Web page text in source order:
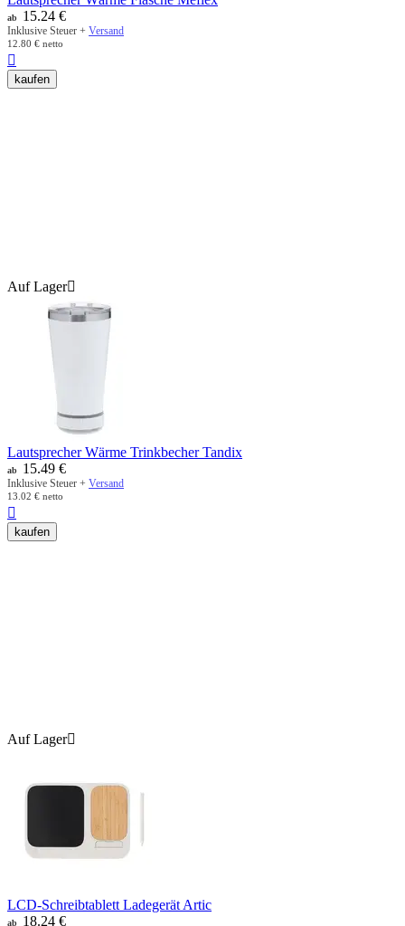
ab 15.24 €
Inklusive Steuer + Versand
12.80 € netto

kaufen
Auf Lager
Lautsprecher Wärme Trinkbecher Tandix
ab 15.49 €
Inklusive Steuer + Versand
13.02 € netto

kaufen
Auf Lager
LCD-Schreibtablett Ladegerät Artic
ab 18.24 €